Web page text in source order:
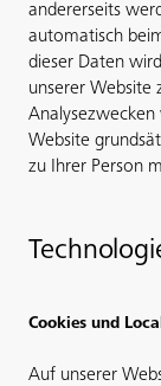
andererseits
automatisch
dieser Daten
unserer Website
Website
zu Ihrer Person
Cookies und
Auf unserer